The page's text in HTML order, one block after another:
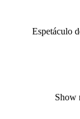
Espetáculo
Show